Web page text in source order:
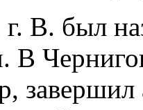
В. был
В
завершил